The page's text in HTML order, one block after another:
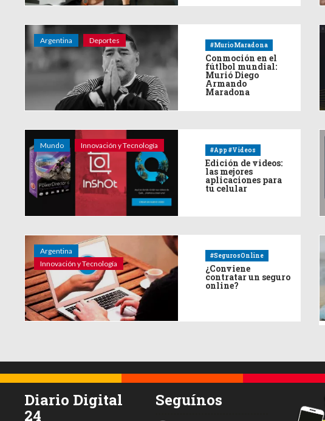
Argentina Deportes
#MurioMaradona
Conmoción en el
fútlbol mundial:
Murió Diego
Armando
Maradona
Mundo Innovación y Tecnología
#App #Videos
Edición de videos:
las mejores
aplicaciones para
tu celular
Argentina
Innovación y Tecnología
#SegurosOnline
¿Conviene
contratar un seguro
online?
Diario Digital
24
Seguínos